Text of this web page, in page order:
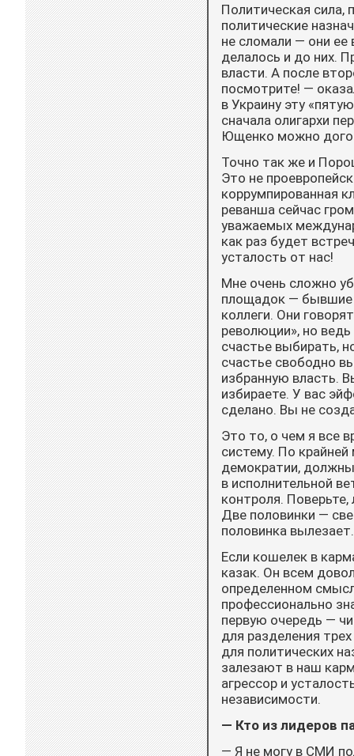
Политическая сила,
политические
не сломали — они ее
делалось и до них.
власти. А после
посмотрите! —
в Украину эту
сначала олигархи
Ющенко можно
Точно так же и
Это не
коррумпированная
реванша сейчас
уважаемых
как раз будет
усталость от нас!
Мне очень сложно
площадок — бывшие
коллеги. Они
революции», но
счастье выбирать,
счастье свободно
избранную власть.
избираете. У вас
сделано. Вы не
Это то, о чем я все
сис­тему. По крайней
демократии,
в исполнительной
конт­роля.
Две половинки —
половинка выле­зает.
Если кошелек в
казак. Он всем
определенном
профессионально
первую очередь —
для разделения
для политических
залезают в наш
агрессор и
независимости.
— Кто из лидеров
— Я не могу в СМИ